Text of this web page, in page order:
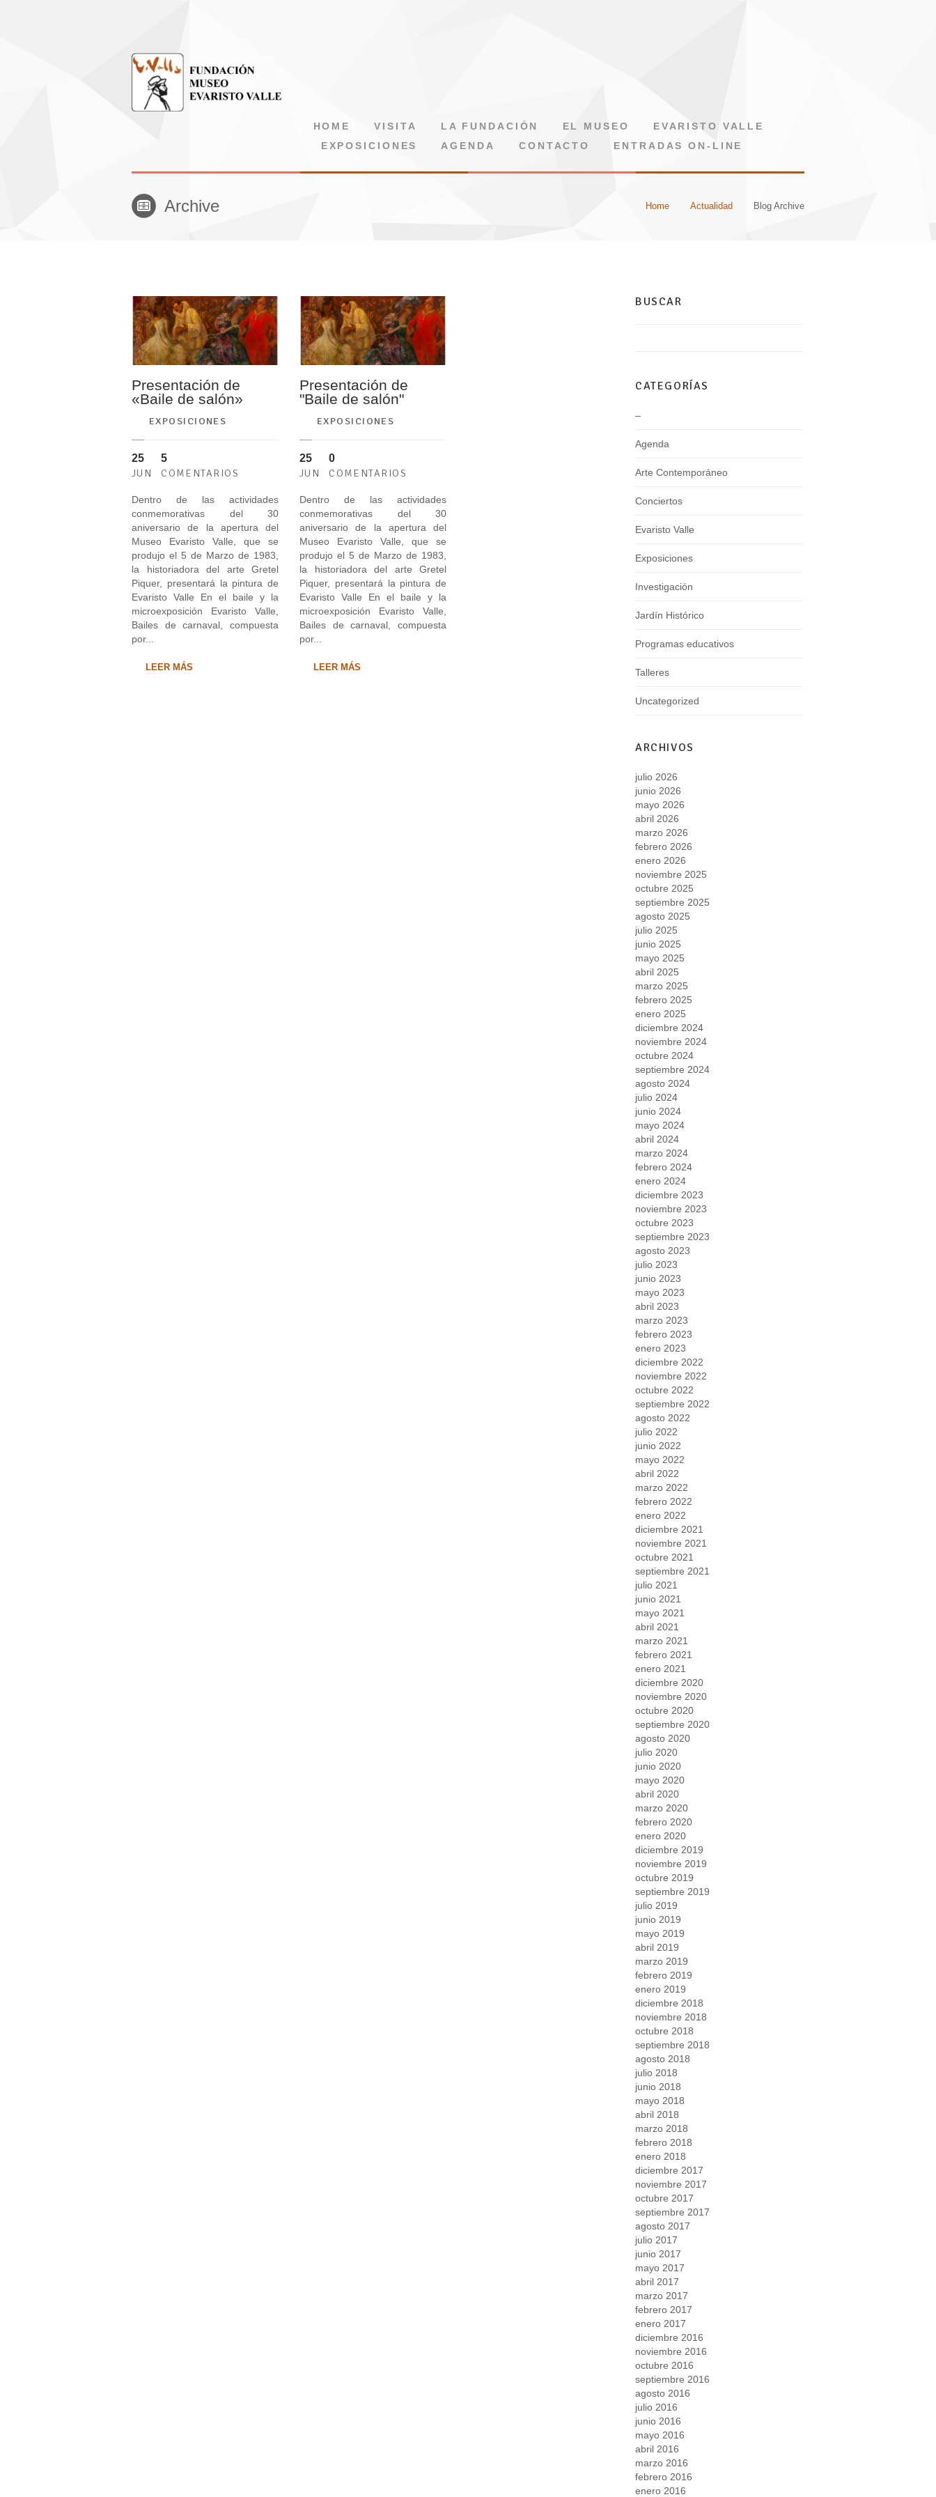
HOME VISITA LA FUNDACIÓN EL MUSEO
EVARISTO VALLE
EXPOSICIONES
AGENDA CONTACTO ENTRADAS ON-LINE
Archive Home Actualidad Blog Archive
Presentación de
«Baile de salón»
EXPOSICIONES
25
JUN
5
COMENTARIOS
Dentro de las actividades
conmemorativas del 30
aniversario de la apertura del
Museo Evaristo Valle, que se
produjo el 5 de Marzo de 1983,
la historiadora del arte Gretel
Piquer, presentará la pintura de
Evaristo Valle En el baile y la
microexposición Evaristo Valle,
Bailes de carnaval, compuesta
por...
LEER MÁS
Presentación de
"Baile de salón"
EXPOSICIONES
25
JUN
0
COMENTARIOS
Dentro de las actividades
conmemorativas del 30
aniversario de la apertura del
Museo Evaristo Valle, que se
produjo el 5 de Marzo de 1983,
la historiadora del arte Gretel
Piquer, presentará la pintura de
Evaristo Valle En el baile y la
microexposición Evaristo Valle,
Bailes de carnaval, compuesta
por...
LEER MÁS
BUSCAR
CATEGORÍAS
–
Agenda
Arte Contemporáneo
Conciertos
Evaristo Valle
Exposiciones
Investigación
Jardín Histórico
Programas educativos
Talleres
Uncategorized
ARCHIVOS
julio 2026
junio 2026
mayo 2026
abril 2026
marzo 2026
febrero 2026
enero 2026
noviembre 2025
octubre 2025
septiembre 2025
agosto 2025
julio 2025
junio 2025
mayo 2025
abril 2025
marzo 2025
febrero 2025
enero 2025
diciembre 2024
noviembre 2024
octubre 2024
septiembre 2024
agosto 2024
julio 2024
junio 2024
mayo 2024
abril 2024
marzo 2024
febrero 2024
enero 2024
diciembre 2023
noviembre 2023
octubre 2023
septiembre 2023
agosto 2023
julio 2023
junio 2023
mayo 2023
abril 2023
marzo 2023
febrero 2023
enero 2023
diciembre 2022
noviembre 2022
octubre 2022
septiembre 2022
agosto 2022
julio 2022
junio 2022
mayo 2022
abril 2022
marzo 2022
febrero 2022
enero 2022
diciembre 2021
noviembre 2021
octubre 2021
septiembre 2021
julio 2021
junio 2021
mayo 2021
abril 2021
marzo 2021
febrero 2021
enero 2021
diciembre 2020
noviembre 2020
octubre 2020
septiembre 2020
agosto 2020
julio 2020
junio 2020
mayo 2020
abril 2020
marzo 2020
febrero 2020
enero 2020
diciembre 2019
noviembre 2019
octubre 2019
septiembre 2019
julio 2019
junio 2019
mayo 2019
abril 2019
marzo 2019
febrero 2019
enero 2019
diciembre 2018
noviembre 2018
octubre 2018
septiembre 2018
agosto 2018
julio 2018
junio 2018
mayo 2018
abril 2018
marzo 2018
febrero 2018
enero 2018
diciembre 2017
noviembre 2017
octubre 2017
septiembre 2017
agosto 2017
julio 2017
junio 2017
mayo 2017
abril 2017
marzo 2017
febrero 2017
enero 2017
diciembre 2016
noviembre 2016
octubre 2016
septiembre 2016
agosto 2016
julio 2016
junio 2016
mayo 2016
abril 2016
marzo 2016
febrero 2016
enero 2016